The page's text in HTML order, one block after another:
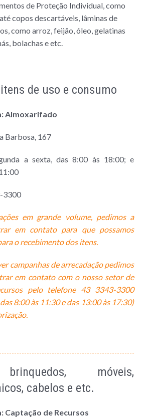
de Proteção Individual, como
copos descartáveis, lâminas de
como arroz, feijão, óleo, gelatinas
bolachas e etc.
de uso e consumo
Almoxarifado
Barbosa, 167
a sexta, das 8:00 às 18:00; e
3300
em grande volume, pedimos a
em contato para que possamos
o recebimento dos itens.
campanhas de arrecadação pedimos
em contato com o nosso setor de
pelo telefone 43 3343-3300
8:00 às 11:30 e das 13:00 às 17:30)
móveis,
cabelos e etc.
Captação de Recursos